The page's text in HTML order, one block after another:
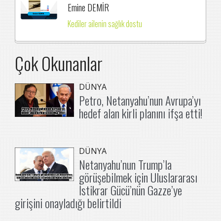
Emine DEMİR
Kediler ailenin sağlık dostu
Çok Okunanlar
DÜNYA
Petro, Netanyahu’nun Avrupa’yı
hedef alan kirli planını ifşa etti!
DÜNYA
Netanyahu’nun Trump’la
görüşebilmek için Uluslararası
İstikrar Gücü’nün Gazze’ye
girişini onayladığı belirtildi